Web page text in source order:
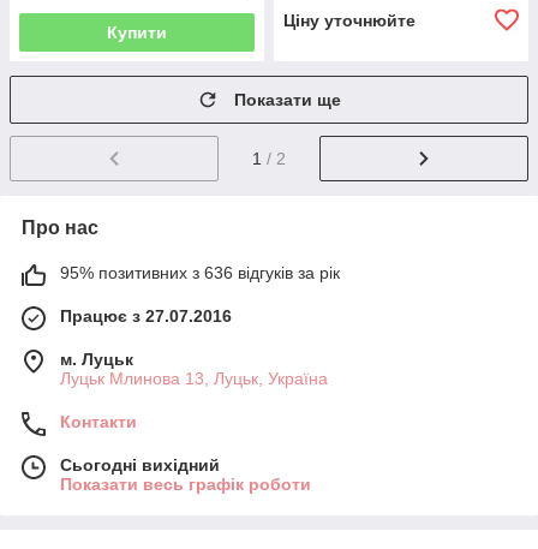
Купити
Ціну уточнюйте
Показати ще
1 / 2
Про нас
95% позитивних з 636 відгуків за рік
Працює з 27.07.2016
м. Луцьк
Луцьк Млинова 13, Луцьк, Україна
Контакти
Сьогодні вихідний
Показати весь графік роботи